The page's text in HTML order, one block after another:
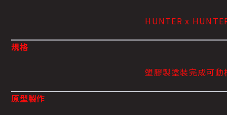
HUNTER x
規格
塑膠製塗裝完成可動
原型製作